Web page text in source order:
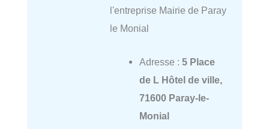
l'entreprise Mairie de Paray
le Monial
Adresse : 5 Place
de L Hôtel de ville,
71600 Paray-le-
Monial